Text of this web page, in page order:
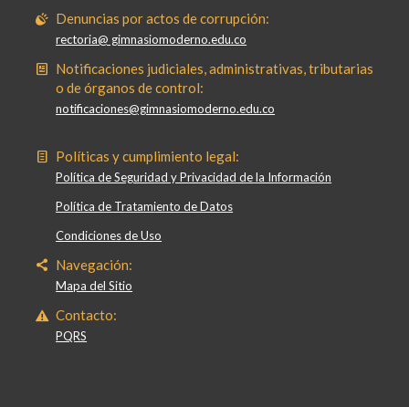
Denuncias por actos de corrupción:
rectoria@ gimnasiomoderno.edu.co
Notificaciones judiciales, administrativas, tributarias
o de órganos de control:
notificaciones@gimnasiomoderno.edu.co
Políticas y cumplimiento legal:
Política de Seguridad y Privacidad de la Información
Política de Tratamiento de Datos
Condiciones de Uso
Navegación:
Mapa del Sitio
Contacto:
PQRS